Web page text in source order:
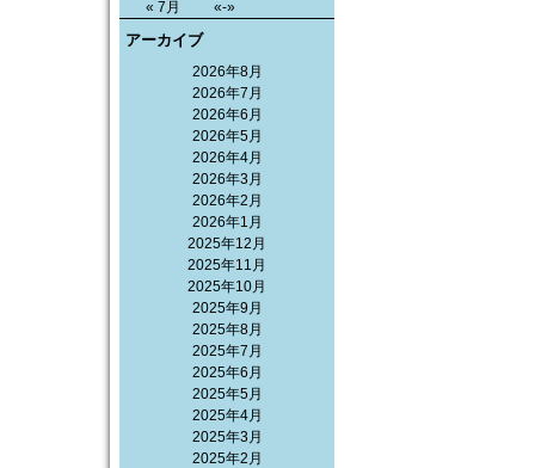
« 7月 «-»
アーカイブ
2026年8月
2026年7月
2026年6月
2026年5月
2026年4月
2026年3月
2026年2月
2026年1月
2025年12月
2025年11月
2025年10月
2025年9月
2025年8月
2025年7月
2025年6月
2025年5月
2025年4月
2025年3月
2025年2月